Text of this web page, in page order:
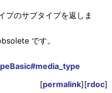
プのサブタイプを返しま
です。
[permalink][rdoc]